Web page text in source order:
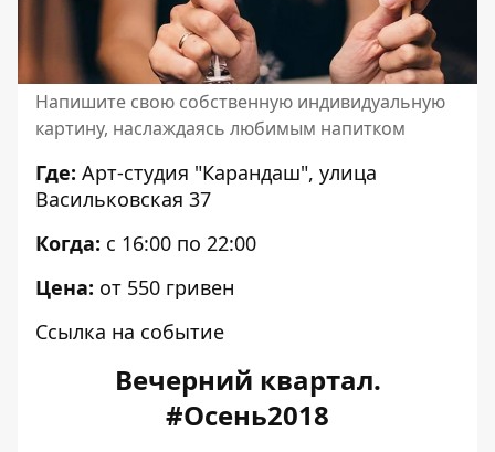
Напишите свою собственную индивидуальную
картину, наслаждаясь любимым напитком
Где: Арт-студия "Карандаш", улица
Васильковская 37
Когда: с 16:00 по 22:00
Цена: от 550 гривен
Ссылка на событие
Вечерний квартал.
#Осень2018